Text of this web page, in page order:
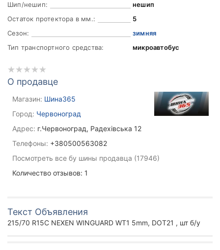
Шип/нешип:
нешип
Остаток протектора в мм.:
5
Сезон:
зимняя
Тип транспортного средства:
микроавтобус
О продавце
Магазин: Шина365
Город: Червоноград
Адрес: г.Червоноград, Радехівська 12
Телефоны: +380500563082
Посмотреть все бу шины продавца (17946)
Количество отзывов: 1
Текст Объявления
215/70 R15C NEXEN WINGUARD WT1 5mm, DOT21 , шт б/у